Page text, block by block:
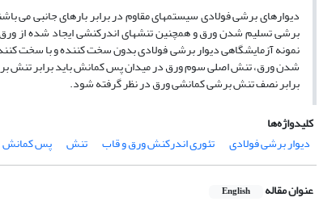
دیوارهای برشی فولادی سیستمهای مقاوم در برابر بارهای جانبی می
برشی تسلیم شدن ورق و همچنین تنشهای اندرکنشی ایجاد شده از
نمونه آزمایشگاهی دیوار برشی فولادی بدون سخت کننده و با سخت
شدن ورق، تنش اصلی سوم ورق در میدان پس کمانش باید برابر تنش
برابر نصف تنش برشی کمانشی ورق در نظر گرفته شود.
کلیدواژه‌ها
دیوار برشی فولادی
تئوری اندرکنش ورق و قاب تنش پس کمانش
عنوان مقاله English